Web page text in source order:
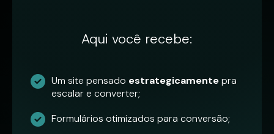
Aqui você recebe:
Um site pensado estrategicamentepra
escalar e converter;
Formulários otimizados para conversão;